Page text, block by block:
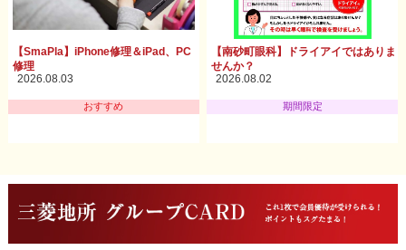
【SmaPla】iPhone修理＆iPad、PC
修理
2026.08.03
おすすめ
【南砂町眼科】ドライアイではありま
せんか？
2026.08.02
期間限定